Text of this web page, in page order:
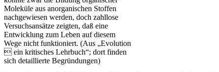
Moleküle aus anorganischen Stoffen
nachgewiesen werden, doch zahllose
Versuchsansätze zeigten, daß eine
Entwicklung zum Leben auf diesem
Wege nicht funktioniert. (Aus „Evolution
 ein kritisches Lehrbuch“; dort finden
sich detaillierte Begründungen)